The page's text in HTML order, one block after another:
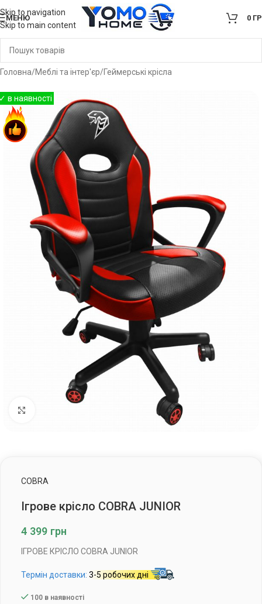
Skip to navigation
Skip to main content
МЕНЮ 0
Головна/Меблі та інтер'єр/Геймерські крісла
COBRA
Ігрове крісло COBRA JUNIOR
4 399 грн
ІГРОВЕ КРІСЛО COBRA JUNIOR
Термін доставки: 3-5 робочих дні
100 в наявності